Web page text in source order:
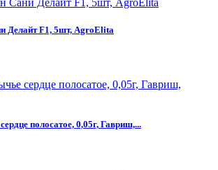
Делайт F1, 5шт, AgroElita
полосатое, 0,05г, Гавриш,...